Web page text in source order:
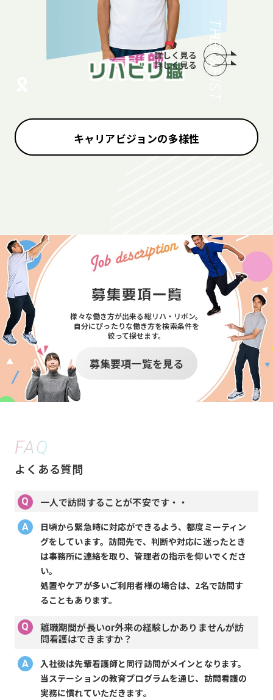
NURSE
詳しく見る THERAPIST
詳しく見る
キャリアビジョンの多様性
様々な働き方が出来る総リハ・リボン。
自分にぴったりな働き方を検索条件を
絞って探せます。
募集要項一覧を見る
FAQ
よくある質問
一人で訪問することが不安です・・
日頃から緊急時に対応ができるよう、都度ミーティン
グをしています。訪問先で、判断や対応に迷ったとき
は事務所に連絡を取り、管理者の指示を仰いでくださ
い。
処置やケアが多いご利用者様の場合は、2名で訪問す
ることもあります。
離職期間が長いor外来の経験しかありませんが訪
問看護はできますか？
入社後は先輩看護師と同行訪問がメインとなります。
当ステーションの教育プログラムを通じ、訪問看護の
実務に慣れていただきます。